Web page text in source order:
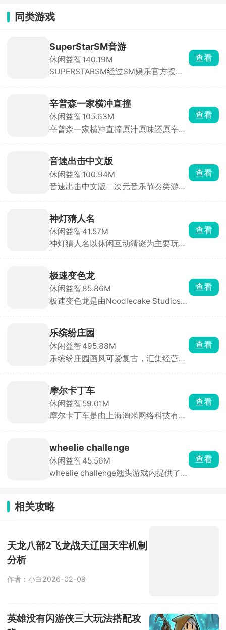
同类游戏
SuperStarSM音游
休闲益智140.19M
SUPERSTARSM经过SM娱乐官方授
到判定线的瞬间点击屏幕完成击打，精
准敲击即可积累分数、推进曲目演奏。
除此之外，游戏还搭载了完整的闯关养
成体系与实时PK竞技两大核心系统。满
查看
辛普森一家横冲直撞
休闲益智105.63M
辛普森一家横冲直撞原汁原味还原辛普
角色，在春田镇三大片区自由探索，驾
驶数十种风格迥异的载具，每辆车拥有
独立加速曲线与碰撞反馈，适配不同角
色性格。玩法融合竞速、跑酷、道具收
查看
音速出击中文版
休闲益智100.94M
音速出击中文版二次元音乐节奏类游
内容，能够更好的让各位玩家了解世界
观背景。跟随着音乐节奏开启指尖挑
战，非常考验玩家的手速和反应力，达
成关卡任务成就，获得丰厚的奖励。
查看
神灯猜人名
休闲益智41.57M
神灯猜人名以休闲互动猜谜为主要玩
世界中的人物都可以，然后神灯就会开
始对玩家提问，玩家只需要回答是或不
是，几轮下来神灯就会猜到这个人。除
了最基础的问答，游戏还设置了很多其
查看
极速变色龙
休闲益智85.86M
极速变色龙是由Noodlecake Studios打
注于操作与节奏。游戏独创变色系统，
角色自动前进，玩家只需通过双按钮控
制跳跃、双连跳与颜色切换，保持与脚
下平台颜色一致才能安全落地。
查看
乐缤纷庄园
休闲益智495.88M
乐缤纷庄园画风可爱复古，汇集经营、
欢，在永森镇村长的劝说下重拾儿时记
忆，决心重建记忆中的大树庄园。从零
开始收集资源、设计建筑、布置庄园，
让这片土地重焕生机。
查看
摩尔卡丁车
休闲益智59.01M
摩尔卡丁车是由上海淘米网络科技有限
良，整体充满治愈卡通风格。玩家扮演
可爱的小摩尔角色，驾驶赛车与对手展
开激烈角逐，通过加速超越、合理使用
道具打击敌人，目标只有一个，甩开所
查看
wheelie challenge
休闲益智45.56M
wheelie challenge翘头游戏内提供了
入不同的地图场景，驾驶车辆行驶，完
成一系列高难度动作，保持平衡，获得
战。
查看
相关攻略
天龙八部2飞龙战天辽国天牢机制
分析
作者：小白2026-02-09
英雄没有闪游侠三大玩法搭配攻